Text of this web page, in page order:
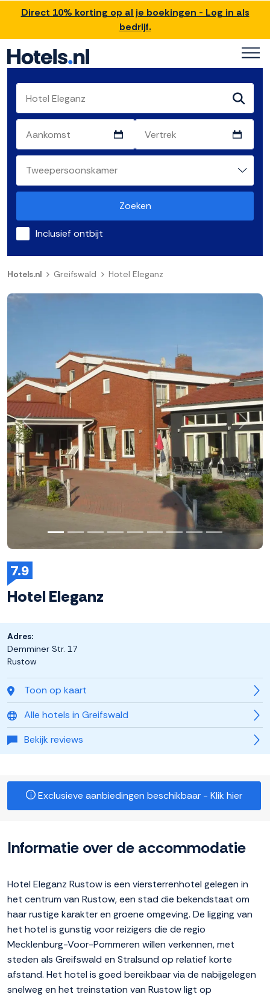
Direct 10% korting op al je boekingen - Log in als
bedrijf.
Zoeken
Inclusief ontbijt
Hotels.nl Greifswald Hotel Eleganz
7.9
Hotel Eleganz
Toon op kaart
Alle hotels in Greifswald
Bekijk reviews
Adres:
Demminer Str. 17
Rustow
Exclusieve aanbiedingen beschikbaar - Klik hier
Informatie over de accommodatie
Hotel Eleganz Rustow is een viersterrenhotel gelegen in
het centrum van Rustow, een stad die bekendstaat om
haar rustige karakter en groene omgeving. De ligging van
het hotel is gunstig voor reizigers die de regio
Mecklenburg-Voor-Pommeren willen verkennen, met
steden als Greifswald en Stralsund op relatief korte
afstand. Het hotel is goed bereikbaar via de nabijgelegen
snelweg en het treinstation van Rustow ligt op